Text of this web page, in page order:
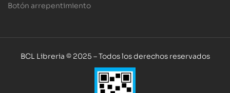
Botón arrepentimiento
BCL Libreria © 2025 – Todos los derechos reservados